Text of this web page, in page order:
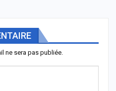
ne sera pas publiée.